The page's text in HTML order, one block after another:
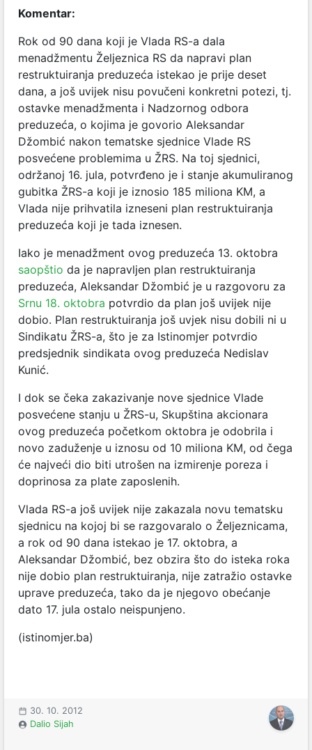
Komentar:
Rok od 90 dana koji je Vlada RS-a dala
menadžmentu Željeznica RS da napravi plan
restruktuiranja preduzeća istekao je prije deset
dana, a još uvijek nisu povučeni konkretni potezi, tj.
ostavke menadžmenta i Nadzornog odbora
preduzeća, o kojima je govorio Aleksandar
Džombić nakon tematske sjednice Vlade RS
posvećene problemima u ŽRS. Na toj sjednici,
održanoj 16. jula, potvrđeno je i stanje akumuliranog
gubitka ŽRS-a koji je iznosio 185 miliona KM, a
Vlada nije prihvatila izneseni plan restruktuiranja
preduzeća koji je tada iznesen.
Iako je menadžment ovog preduzeća 13. oktobra
saopštio da je napravljen plan restruktuiranja
preduzeća, Aleksandar Džombić je u razgovoru za
Srnu 18. oktobra potvrdio da plan još uvijek nije
dobio. Plan restruktuiranja još uvjek nisu dobili ni u
Sindikatu ŽRS-a, što je za Istinomjer potvrdio
predsjednik sindikata ovog preduzeća Nedislav
Kunić.
I dok se čeka zakazivanje nove sjednice Vlade
posvećene stanju u ŽRS-u, Skupština akcionara
ovog preduzeća početkom oktobra je odobrila i
novo zaduženje u iznosu od 10 miliona KM, od čega
će najveći dio biti utrošen na izmirenje poreza i
doprinosa za plate zaposlenih.
Vlada RS-a još uvijek nije zakazala novu tematsku
sjednicu na kojoj bi se razgovaralo o Željeznicama,
a rok od 90 dana istekao je 17. oktobra, a
Aleksandar Džombić, bez obzira što do isteka roka
nije dobio plan restruktuiranja, nije zatražio ostavke
uprave preduzeća, tako da je njegovo obećanje
dato 17. jula ostalo neispunjeno.
(istinomjer.ba)
30. 10. 2012
Dalio Sijah